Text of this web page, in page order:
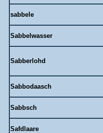
sabbele
Sabbelwasser
Sabberlohd
Sabbodaasch
Sabbsch
Safdlaare